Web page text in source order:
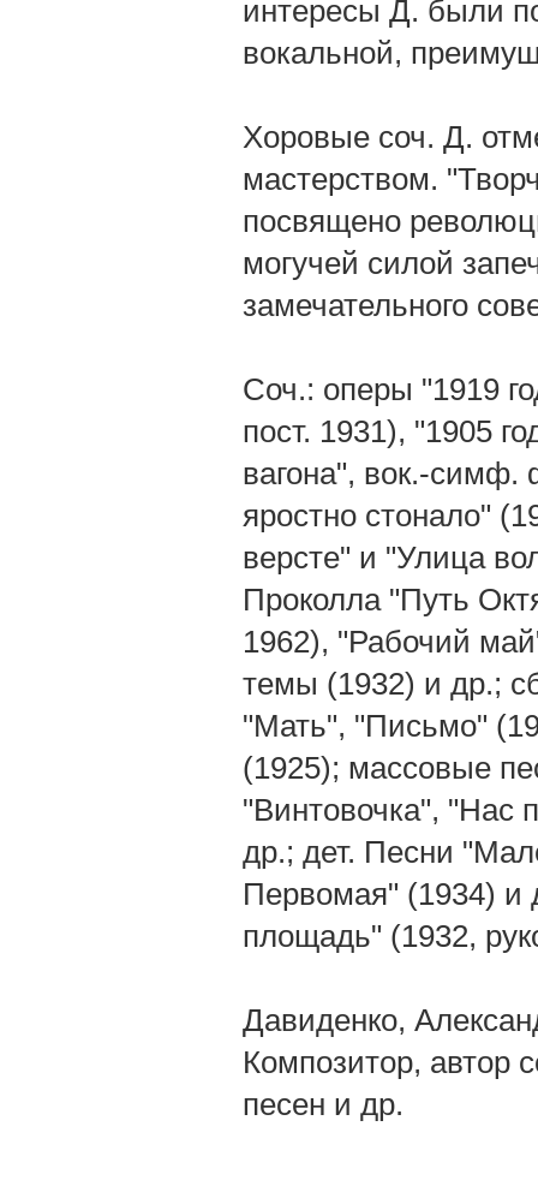
интересы Д. были
вокальной,
Хоровые соч. Д.
мастерством.
посвящено
могучей силой
замечательного
Соч.: оперы "1919
пост. 1931), "1905
вагона", вок.-симф.
яростно стонало"
версте" и "Улица
Проколла "Путь
1962), "Рабочий
темы (1932) и др.;
"Мать", "Письмо"
(1925); массовые
"Винтовочка", "Нас
др.; дет. Песни
Первомая" (1934) и
площадь" (1932,
Давиденко,
Композитор, автор
песен и др.